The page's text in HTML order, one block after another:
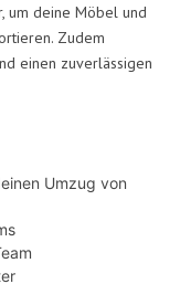
um deine Möbel und
Zudem
einen zuverlässigen
Umzug von